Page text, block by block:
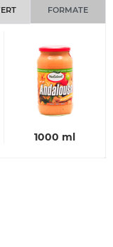
FORMATE
1000 ml